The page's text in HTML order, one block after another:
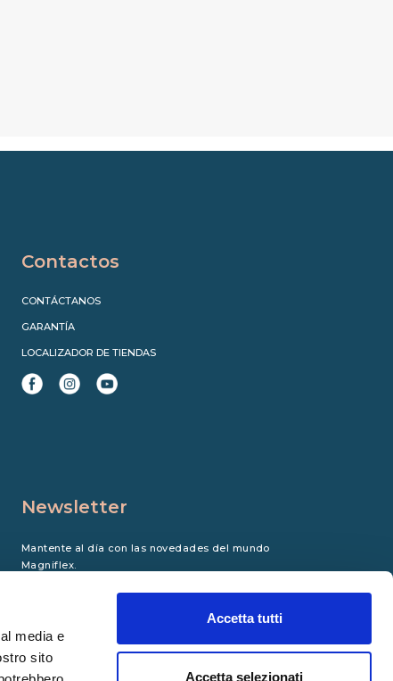
media e
sito
Accetta tutti
Accetta selezionati
Contactos
CONTÁCTANOS
GARANTÍA
LOCALIZADOR DE TIENDAS
Newsletter
Mantente al día con las novedades del mundo
Magniflex.